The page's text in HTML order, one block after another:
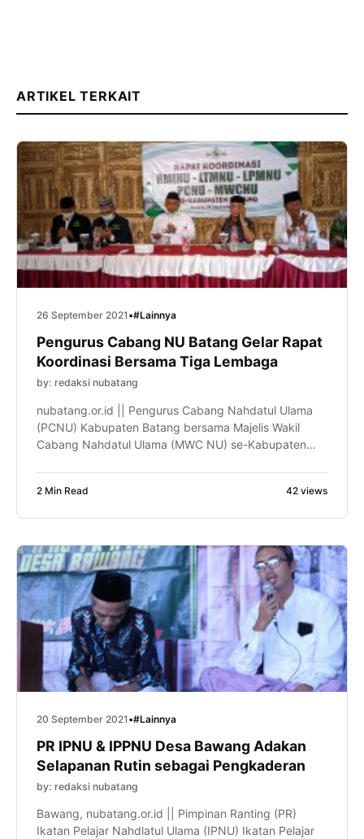
ARTIKEL TERKAIT
26 September 2021 •#Lainnya
Pengurus Cabang NU Batang Gelar Rapat
Koordinasi Bersama Tiga Lembaga
by: redaksi nubatang
nubatang.or.id || Pengurus Cabang Nahdatul Ulama
(PCNU) Kabupaten Batang bersama Majelis Wakil
Cabang Nahdatul Ulama (MWC NU) se-Kabupaten
Sempu Kecamatan Limpung, Ahad (26/9/2021). Tiga
Lembaga Ta’mir Masjid […]
2 Min Read 42 views
20 September 2021 •#Lainnya
PR IPNU & IPPNU Desa Bawang Adakan
Selapanan Rutin sebagai Pengkaderan
by: redaksi nubatang
Bawang, nubatang.or.id || Pimpinan Ranting (PR)
Ikatan Pelajar Nahdlatul Ulama (IPNU) Ikatan Pelajar